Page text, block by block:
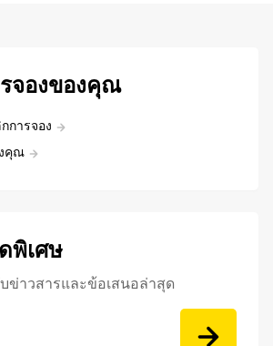
จองของคุณ
การจอง
คุณ
พิเศษ
ข่าวสารและข้อเสนอล่าสุด